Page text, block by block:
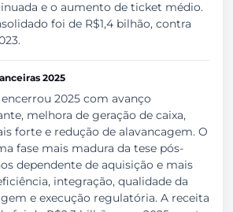
e o aumento de ticket médio.
foi de R$1,4 bilhão, contra
2025
2025 com avanço
melhora de geração de caixa,
forte e redução de alavancagem. O
fase mais madura da tese pós-
dependente de aquisição e mais
integração, qualidade da
e execução regulatória. A receita